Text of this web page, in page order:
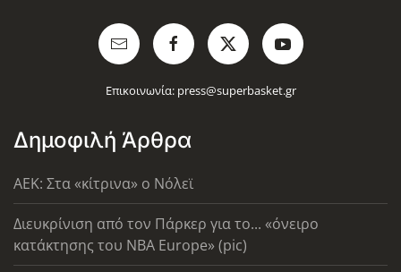
Επικοινωνία: press@superbasket.gr
Δημοφιλή Άρθρα
AEK: Στα «κίτρινα» ο Νόλεϊ
Διευκρίνιση από τον Πάρκερ για το... «όνειρο
κατάκτησης του ΝΒΑ Europe» (pic)